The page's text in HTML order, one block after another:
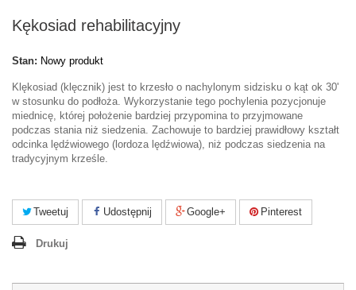
Kękosiad rehabilitacyjny
Stan: Nowy produkt
Klękosiad (klęcznik) jest to krzesło o nachylonym sidzisku o kąt ok 30'
w stosunku do podłoża. Wykorzystanie tego pochylenia pozycjonuje
miednicę, której położenie bardziej przypomina to przyjmowane
podczas stania niż siedzenia. Zachowuje to bardziej prawidłowy kształt
odcinka lędźwiowego (lordoza lędźwiowa), niż podczas siedzenia na
tradycyjnym krześle.
Tweetuj Udostępnij Google+ Pinterest
Drukuj